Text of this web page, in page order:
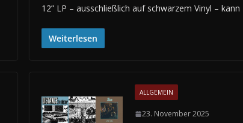
12” LP – ausschließlich auf schwarzem Vinyl – kann
Weiterlesen
ALLGEMEIN
23. November 2025